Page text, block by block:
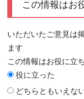
この情報はお
いただいたご意見は
ます
この情報はお役に立
役に立った
どちらともいえな